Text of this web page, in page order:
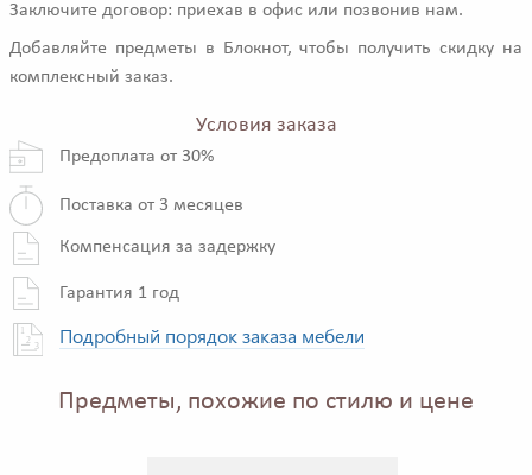
Заключите договор: приехав в офис или позвонив нам.
Добавляйте предметы в Блокнот, чтобы получить скидку на
комплексный заказ.
Условия заказа
Предоплата от 30%
Поставка от 3 месяцев
Компенсация за задержку
Гарантия 1 год
Подробный порядок заказа мебели
Предметы, похожие по стилю и цене